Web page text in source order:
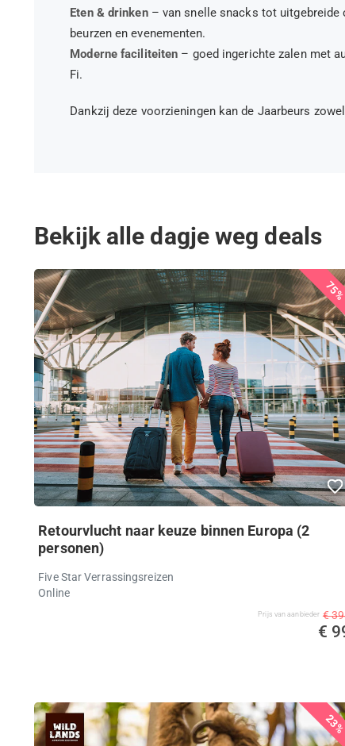
Eten & drinken – van snelle snacks tot
beurzen en evenementen.
Moderne faciliteiten – goed ingerichte zalen met
Fi.
Dankzij deze voorzieningen kan de Jaarbeurs
Bekijk alle dagje weg deals
Retourvlucht naar keuze binnen Europa (2
personen)
Five Star Verrassingsreizen
Online
Prijs van aanbieder €
€